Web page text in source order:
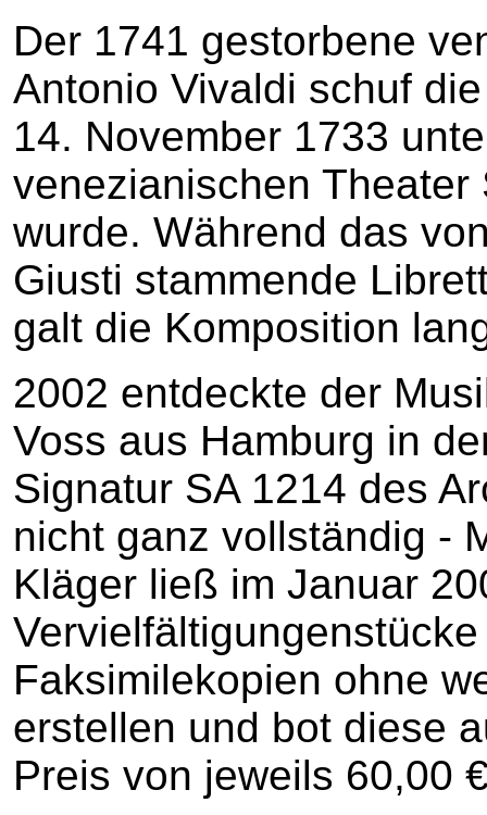
Der 1741 gestorbene
Antonio Vivaldi schuf
14. November 1733
venezianischen
wurde. Während das
Giusti stammende
galt die Komposition
2002 entdeckte der
Voss aus Hamburg in
Signatur SA 1214 des
nicht ganz vollständig -
Kläger ließ im Januar
Faksimilekopien ohne
erstellen und bot diese
Preis von jeweils 60,00